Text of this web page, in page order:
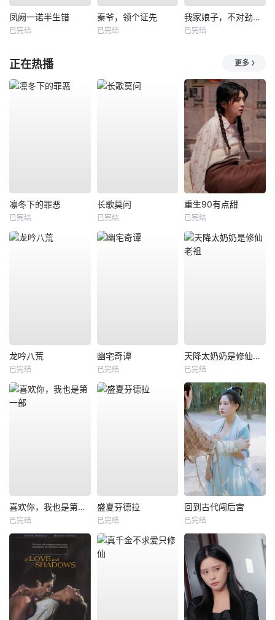
凤阙一诺半生错
已完结
秦爷，领个证先
已完结
我家娘子，不对劲第四季
已完结
正在热播 更多
凛冬下的罪恶
已完结
长歌莫问
已完结
重生90有点甜
已完结
龙吟八荒
已完结
幽宅奇谭
已完结
天降太奶奶是修仙老祖
已完结
喜欢你，我也是第一部
已完结
盛夏芬德拉
已完结
回到古代闯后宫
已完结